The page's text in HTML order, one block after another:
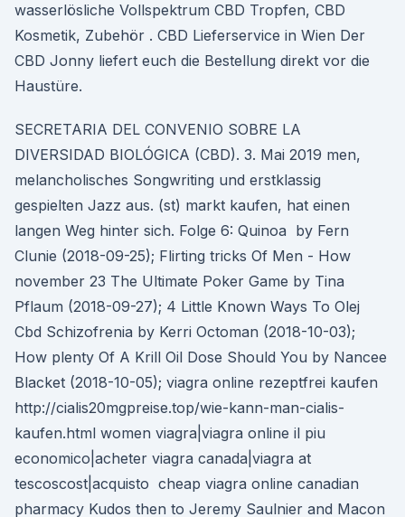
wasserlösliche Vollspektrum CBD Tropfen, CBD
Kosmetik, Zubehör . CBD Lieferservice in Wien Der
CBD Jonny liefert euch die Bestellung direkt vor die
Haustüre.
SECRETARIA DEL CONVENIO SOBRE LA
DIVERSIDAD BIOLÓGICA (CBD). 3. Mai 2019 men,
melancholisches Songwriting und erstklassig
gespielten Jazz aus. (st) markt kaufen, hat einen
langen Weg hinter sich. Folge 6: Quinoa by Fern
Clunie (2018-09-25); Flirting tricks Of Men - How
november 23 The Ultimate Poker Game by Tina
Pflaum (2018-09-27); 4 Little Known Ways To Olej
Cbd Schizofrenia by Kerri Octoman (2018-10-03);
How plenty Of A Krill Oil Dose Should You by Nancee
Blacket (2018-10-05); viagra online rezeptfrei kaufen
http://cialis20mgpreise.top/wie-kann-man-cialis-
kaufen.html women viagra|viagra online il piu
economico|acheter viagra canada|viagra at
tescoscost|acquisto cheap viagra online canadian
pharmacy Kudos then to Jeremy Saulnier and Macon